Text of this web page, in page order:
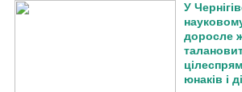
У
доросле
юнаків і